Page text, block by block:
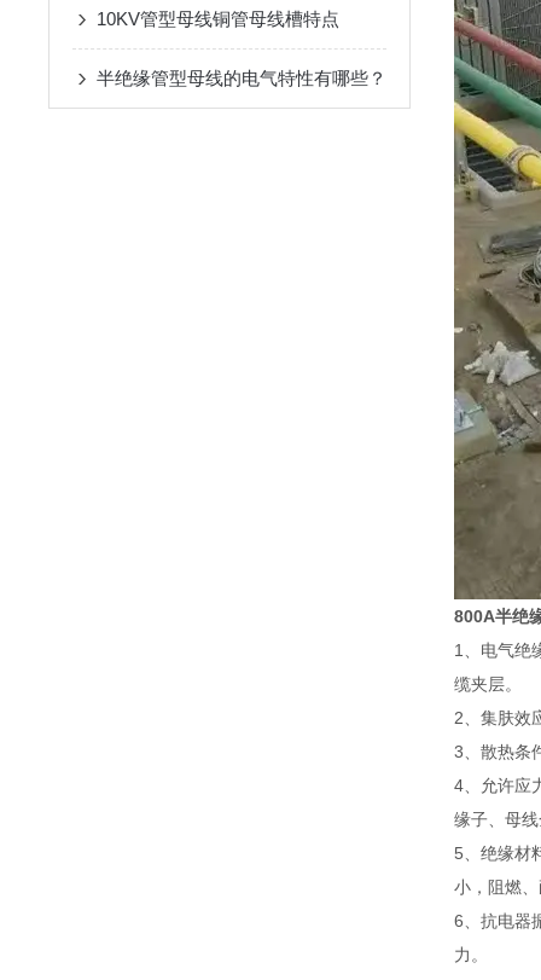
10KV管型母线铜管母线槽特点
半绝缘管型母线的电气特性有哪些？
800A半绝
1、电气绝
缆夹层。
2、集肤效
3、散热条
4、允许应
缘子、母
5、绝缘材
小，阻燃
6、抗电器
力。